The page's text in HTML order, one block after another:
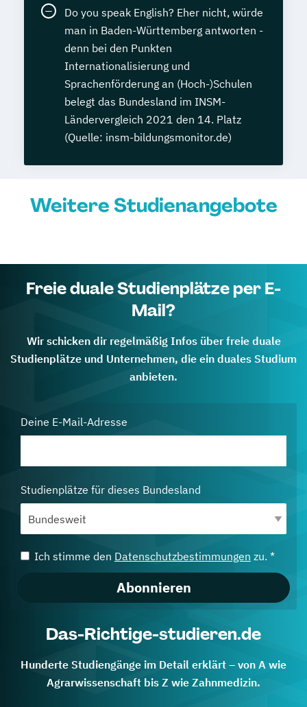
Do you speak English? Eher nicht, würde
man in Baden-Württemberg antworten -
denn bei den Punkten
Internationalisierung und
Sprachenförderung an (Hoch-)Schulen
belegt das Bundesland im INSM-
Ländervergleich 2021 den 14. Platz
(Quelle: insm-bildungsmonitor.de)
Weitere Studienangebote
Freie duale Studienplätze per E-
Mail?
Wir schicken dir regelmäßig Infos über freie duale
Studienplätze und Unternehmen, die ein duales Studium
anbieten.
Deine E-Mail-Adresse
Studienplätze für dieses Bundesland
Ich stimme den Datenschutzbestimmungen zu. *
Abonnieren
Das-Richtige-studieren.de
Hunderte Studiengänge im Detail erklärt – von A wie
Agrarwissenschaft bis Z wie Zahnmedizin.